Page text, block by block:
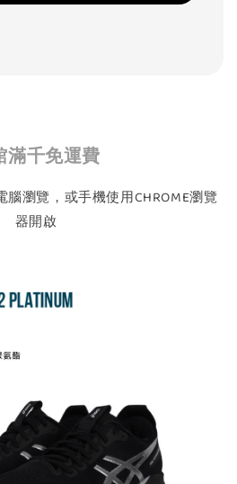
滿千免運費
瀏覽，或手機使用CHROME瀏覽
器開啟